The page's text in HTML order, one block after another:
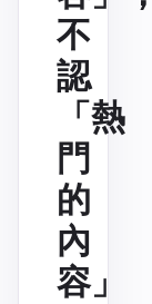
不
認
「熱
門
的
內
容」